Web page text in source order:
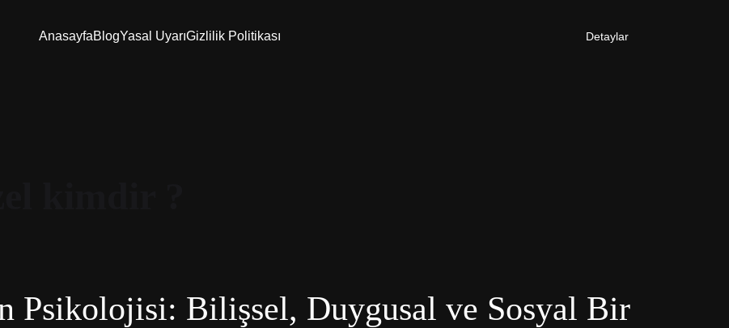
AnasayfaBlogYasal UyarıGizlilik Politikası Detaylar
Psikolojisi: Bilişsel, Duygusal ve Sosyal Bir